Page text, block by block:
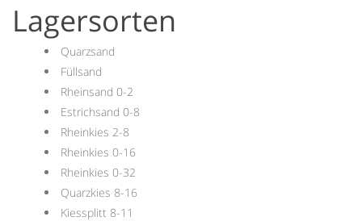
Lagersorten
Quarzsand
Füllsand
Rheinsand 0-2
Estrichsand 0-8
Rheinkies 2-8
Rheinkies 0-16
Rheinkies 0-32
Quarzkies 8-16
Kiessplitt 8-11